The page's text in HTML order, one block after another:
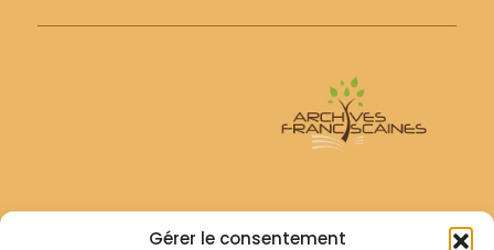
Gérer le consentement
Archives Franciscaines